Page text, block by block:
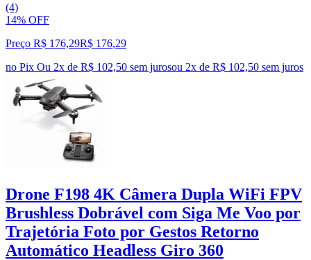
(4)
14% OFF
Preço R$ 176,29R$ 176,29
no Pix Ou 2x de R$ 102,50 sem jurosou 2x de R$ 102,50 sem juros
Drone F198 4K Câmera Dupla WiFi FPV
Brushless Dobrável com Siga Me Voo por
Trajetória Foto por Gestos Retorno
Automático Headless Giro 360